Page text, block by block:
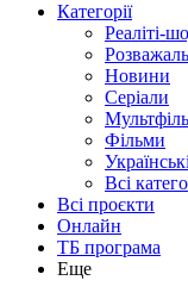
Категорії
Реаліті-
Новини
Серіали
Фільми
Всі
Всі проєкти
Онлайн
ТБ програма
Еще